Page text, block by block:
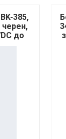
385,
до